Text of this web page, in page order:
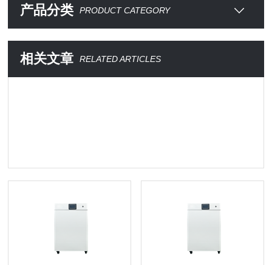
产品分类 PRODUCT CATEGORY
相关文章 RELATED ARTICLES